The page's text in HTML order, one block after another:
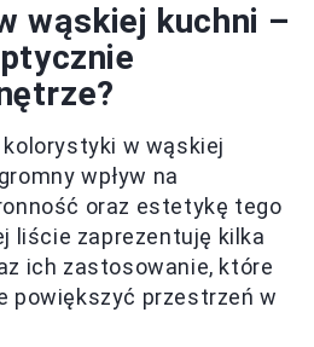
wąskiej kuchni –
w wąskiej
wpływ na
oraz estetykę tego
liście zaprezentuję kilka
ich zastosowanie, które
powiększyć przestrzeń w